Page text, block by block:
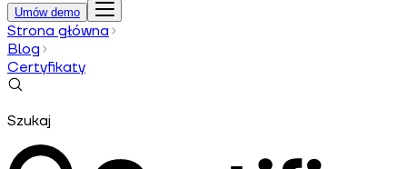
Umów demo
Strona główna
Blog
Certyfikaty
Szukaj